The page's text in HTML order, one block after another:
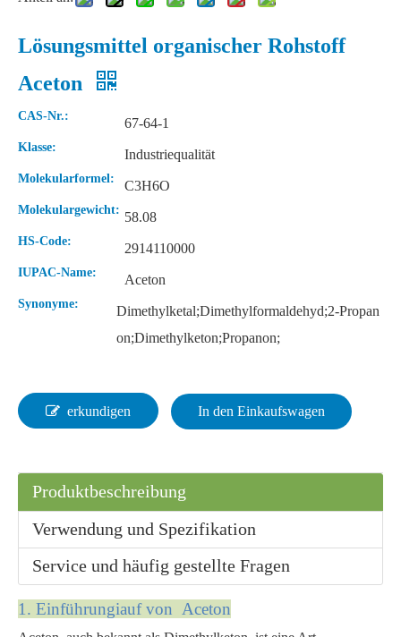
Lösungsmittel organischer Rohstoff
Aceton
CAS-Nr.: 67-64-1
Klasse: Industriequalität
Molekularformel: C3H6O
Molekulargewicht: 58.08
HS-Code: 2914110000
IUPAC-Name: Aceton
Synonyme:
Dimethylketal;Dimethylformaldehyd;2-Propan
on;Dimethylketon;Propanon;
erkundigen In den Einkaufswagen
Produktbeschreibung
Verwendung und Spezifikation
Service und häufig gestellte Fragen
1. Einführungiauf von Aceton